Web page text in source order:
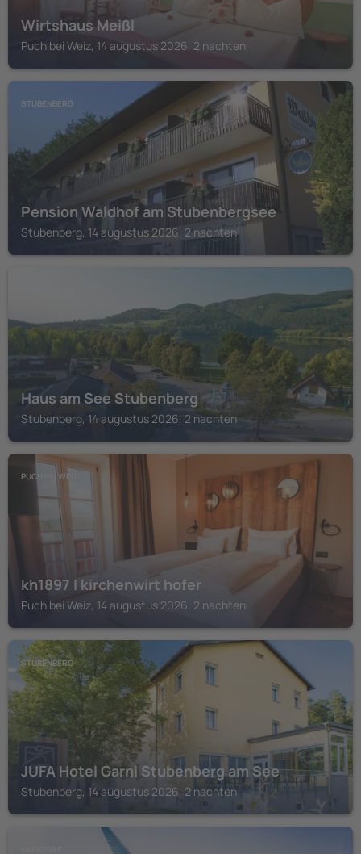
Wirtshaus Meißl
Puch bei Weiz, 14 augustus 2026, 2 nachten
STUBENBERG
Pension Waldhof am Stubenbergsee
Stubenberg, 14 augustus 2026, 2 nachten
Haus am See Stubenberg
Stubenberg, 14 augustus 2026, 2 nachten
PUCH BEI WEIZ
kh1897 I kirchenwirt hofer
Puch bei Weiz, 14 augustus 2026, 2 nachten
STUBENBERG
JUFA Hotel Garni Stubenberg am See
Stubenberg, 14 augustus 2026, 2 nachten